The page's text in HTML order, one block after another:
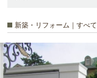
新築・リフォーム｜すべて